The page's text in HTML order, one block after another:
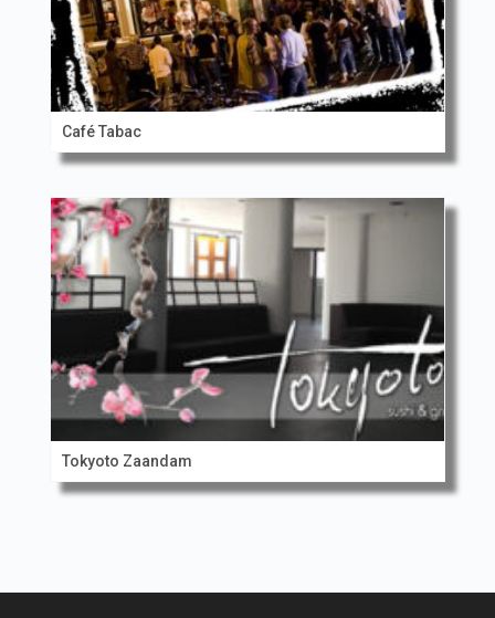
Café Tabac
Tokyoto Zaandam